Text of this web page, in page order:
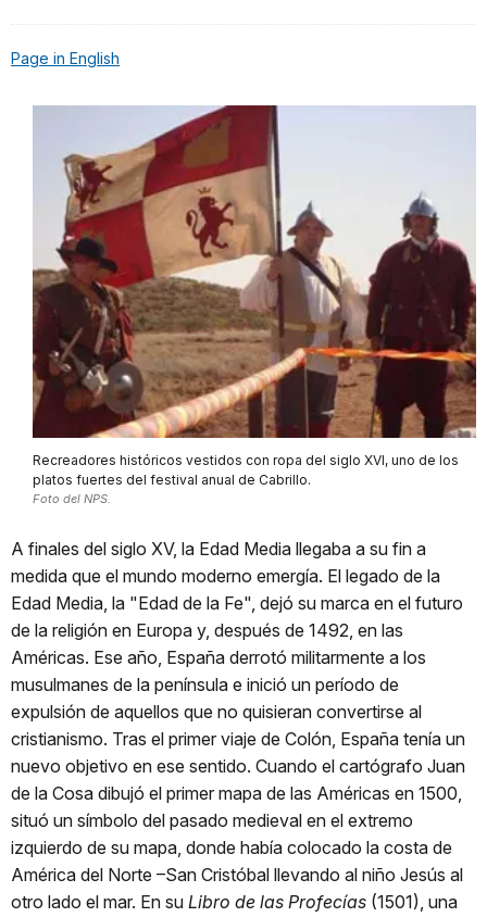
Page in English
Recreadores históricos vestidos con ropa del siglo XVI, uno de los
platos fuertes del festival anual de Cabrillo.
Foto del NPS.
A finales del siglo XV, la Edad Media llegaba a su fin a
medida que el mundo moderno emergía. El legado de la
Edad Media, la "Edad de la Fe", dejó su marca en el futuro
de la religión en Europa y, después de 1492, en las
Américas. Ese año, España derrotó militarmente a los
musulmanes de la península e inició un período de
expulsión de aquellos que no quisieran convertirse al
cristianismo. Tras el primer viaje de Colón, España tenía un
nuevo objetivo en ese sentido. Cuando el cartógrafo Juan
de la Cosa dibujó el primer mapa de las Américas en 1500,
situó un símbolo del pasado medieval en el extremo
izquierdo de su mapa, donde había colocado la costa de
América del Norte –San Cristóbal llevando al niño Jesús al
otro lado el mar. En su Libro de las Profecías (1501), una